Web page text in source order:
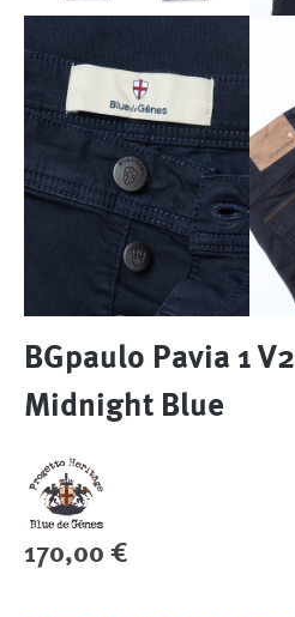
BGpaulo Pavia 1
Midnight Blue
Regulärer Preis:
170,00 €